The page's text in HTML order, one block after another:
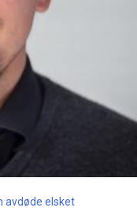
avdøde elsket